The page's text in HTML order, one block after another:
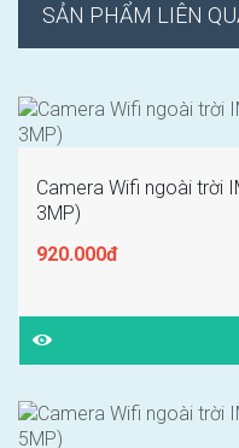
SẢN PHẨM LIÊN
Camera Wifi ngoài trời
3MP)
920.000đ